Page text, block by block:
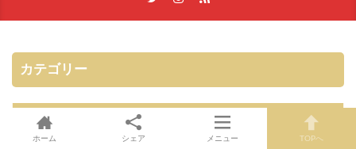
カテゴリー
大阪
ホーム シェア メニュー TOPへ